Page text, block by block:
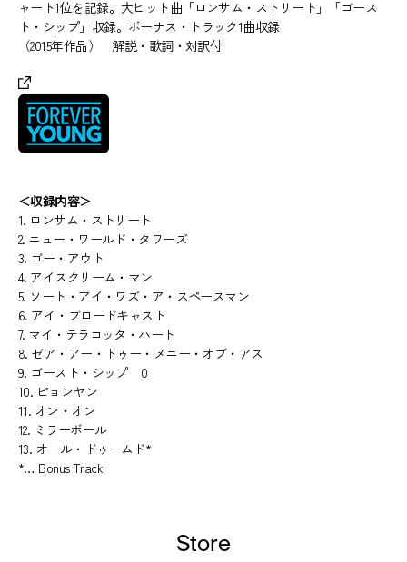
ャート1位を記録。大ヒット曲「ロンサム・ストリート」「ゴース
ト・シップ」収録。ボーナス・トラック1曲収録
（2015年作品） 解説・歌詞・対訳付
＜収録内容＞
1. ロンサム・ストリート
2. ニュー・ワールド・タワーズ
3. ゴー・アウト
4. アイスクリーム・マン
5. ソート・アイ・ワズ・ア・スペースマン
6. アイ・ブロードキャスト
7. マイ・テラコッタ・ハート
8. ゼア・アー・トゥー・メニー・オブ・アス
9. ゴースト・シップ 0
10. ピョンヤン
11. オン・オン
12. ミラーボール
13. オール・ドゥームド*
*… Bonus Track
Store